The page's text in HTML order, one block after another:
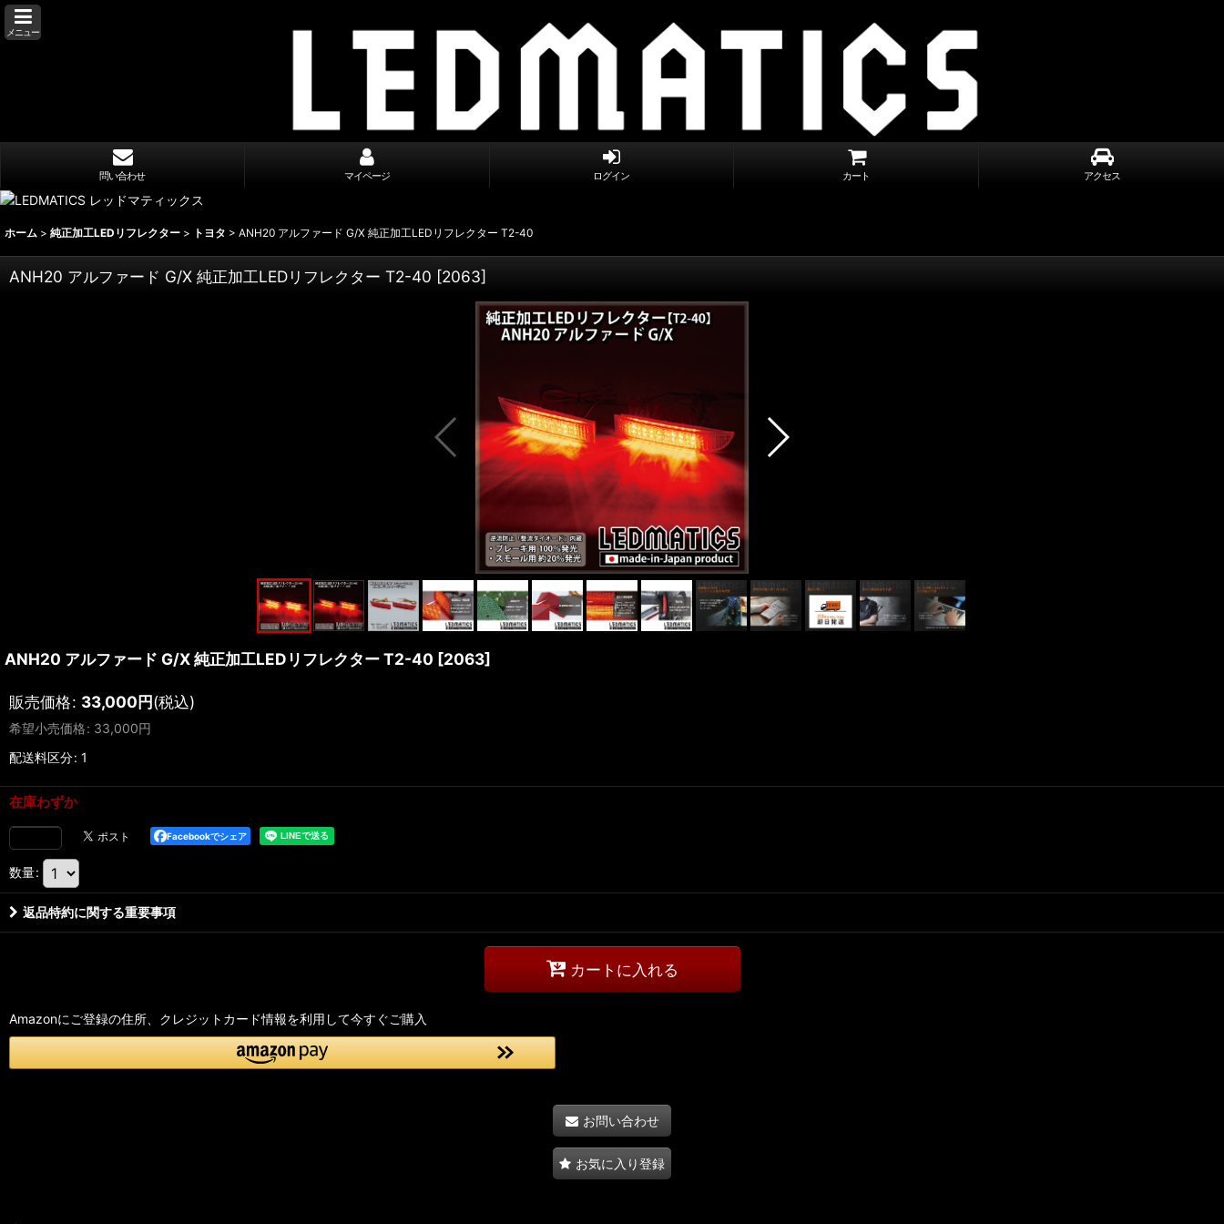
メニュー
問い合わせ マイページ ログイン カート アクセス
ホーム > 純正加工LEDリフレクター > トヨタ > ANH20 アルファード G/X 純正加工LEDリフレクター T2-40
ANH20 アルファード G/X 純正加工LEDリフレクター T2-40 [2063]
ANH20 アルファード G/X 純正加工LEDリフレクター T2-40 [2063]
販売価格: 33,000円(税込)
希望小売価格: 33,000円
配送料区分: 1
在庫わずか
Facebookでシェア
数量:
返品特約に関する重要事項
カートに入れる
Amazonにご登録の住所、クレジットカード情報を利用して今すぐご購入
お問い合わせ
お気に入り登録